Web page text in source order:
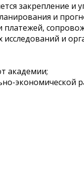
закрепление и
и
платежей,
и
академии;
экономической